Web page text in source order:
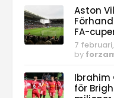
Aston
FA-
7
by
Ibrahim
för